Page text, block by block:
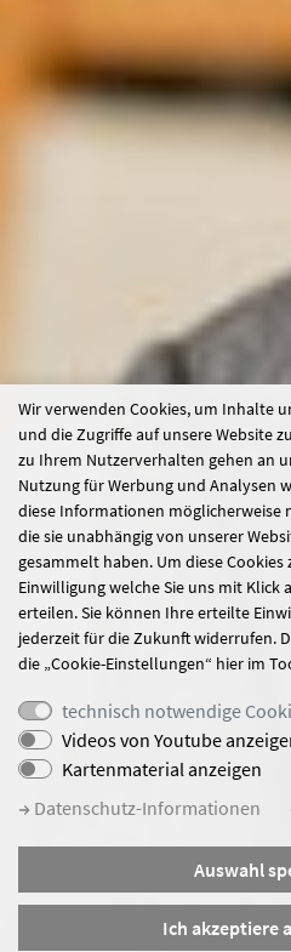
Wir verwenden Cookies, um Inhalte
und die Zugriffe auf unsere Website
zu Ihrem Nutzerverhalten gehen an
Nutzung für Werbung und Analysen
diese Informationen möglicherweise
die sie unabhängig von unserer
gesammelt haben. Um diese
Einwilligung welche Sie uns mit Klick
erteilen. Sie können Ihre erteilte
jederzeit für die Zukunft widerrufen.
die „Cookie-Einstellungen“ hier im
technisch notwendige
Videos von Youtube
Kartenmaterial anzeigen
Datenschutz-Informationen
Auswahl
Ich akzeptiere